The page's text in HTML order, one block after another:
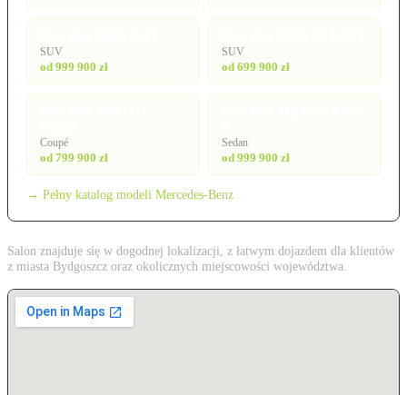
SUV
od 999 900 zł
SUV
od 699 900 zł
Coupé
od 799 900 zł
Sedan
od 999 900 zł
→ Pełny katalog modeli Mercedes-Benz
Salon znajduje się w dogodnej lokalizacji, z łatwym dojazdem dla klientów
z miasta Bydgoszcz oraz okolicznych miejscowości województwa.